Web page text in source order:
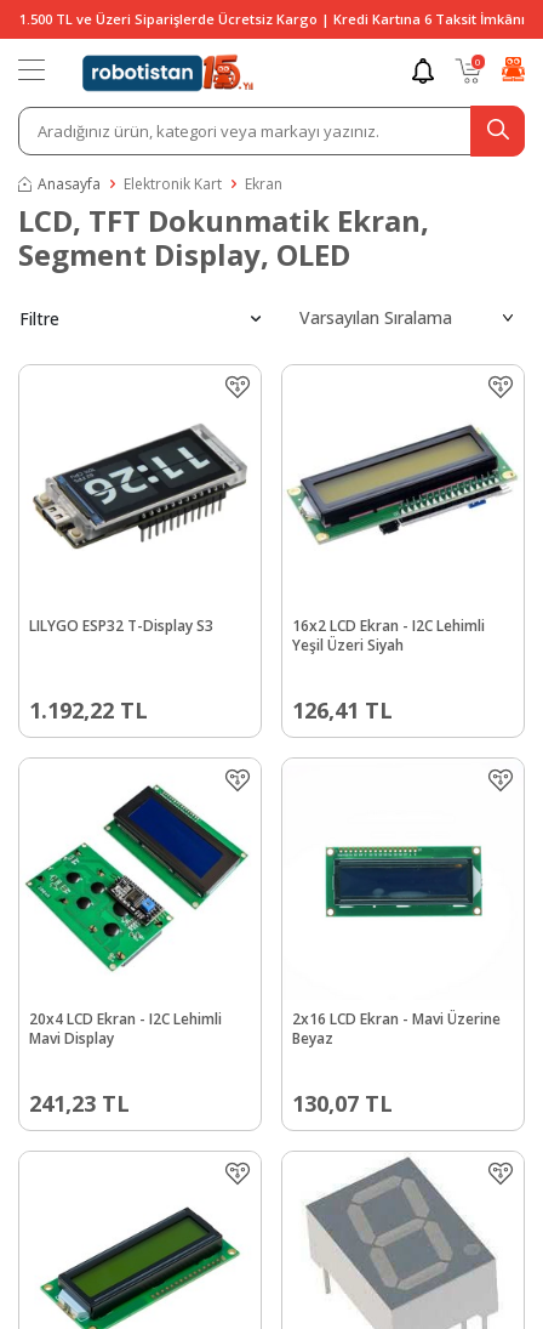
1.500 TL ve Üzeri Siparişlerde Ücretsiz Kargo | Kredi Kartına 6 Taksit İmkânı
0
Anasayfa Elektronik Kart Ekran
LCD, TFT Dokunmatik Ekran,
Segment Display, OLED
Filtre
LILYGO ESP32 T-Display S3
1.192,22 TL
16x2 LCD Ekran - I2C Lehimli
Yeşil Üzeri Siyah
126,41 TL
20x4 LCD Ekran - I2C Lehimli
Mavi Display
241,23 TL
2x16 LCD Ekran - Mavi Üzerine
Beyaz
130,07 TL